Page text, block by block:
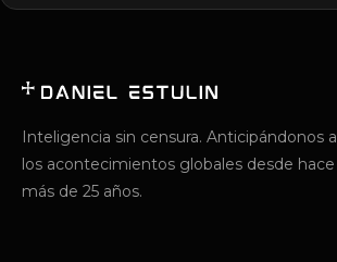
Inteligencia sin censura. Anticipándonos a
los acontecimientos globales desde hace
más de 25 años.